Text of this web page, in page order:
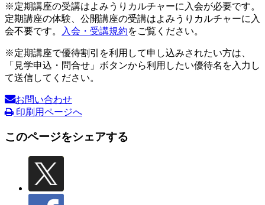
※定期講座の受講はよみうりカルチャーに入会が必要です。
定期講座の体験、公開講座の受講はよみうりカルチャーに入
会不要です。
入会・受講規約をご覧ください。
※定期講座で優待割引を利用して申し込みされたい方は、
「見学申込・問合せ」ボタンから利用したい優待名を入力し
て送信してください。
お問い合わせ
印刷用ページへ
このページをシェアする